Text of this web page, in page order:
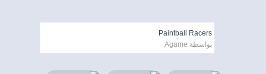
Paintball Racers
بواسطة Agame